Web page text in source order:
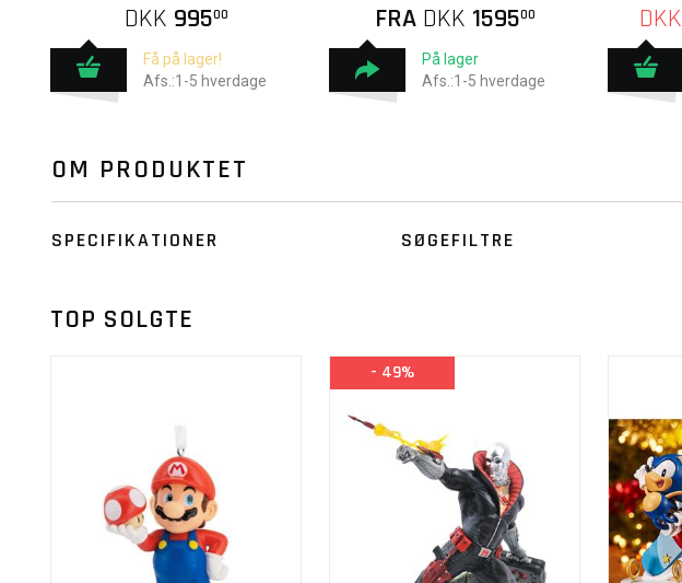
DKK 99500
Få på lager!
Afs.:1-5 hverdage
FRA DKK 159500
På lager
Afs.:1-5 hverdage
DKK
OM PRODUKTET
SPECIFIKATIONER SØGEFILTRE
TOP SOLGTE
- 49%